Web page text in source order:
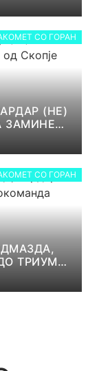
СО ГОРАН
(НЕ)
ЗАМИНЕ
СО ГОРАН
ТРИУМФ